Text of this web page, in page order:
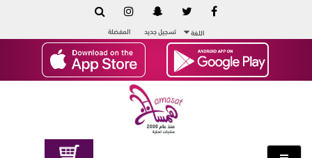
اللغة تسجيل جديد المفضلة